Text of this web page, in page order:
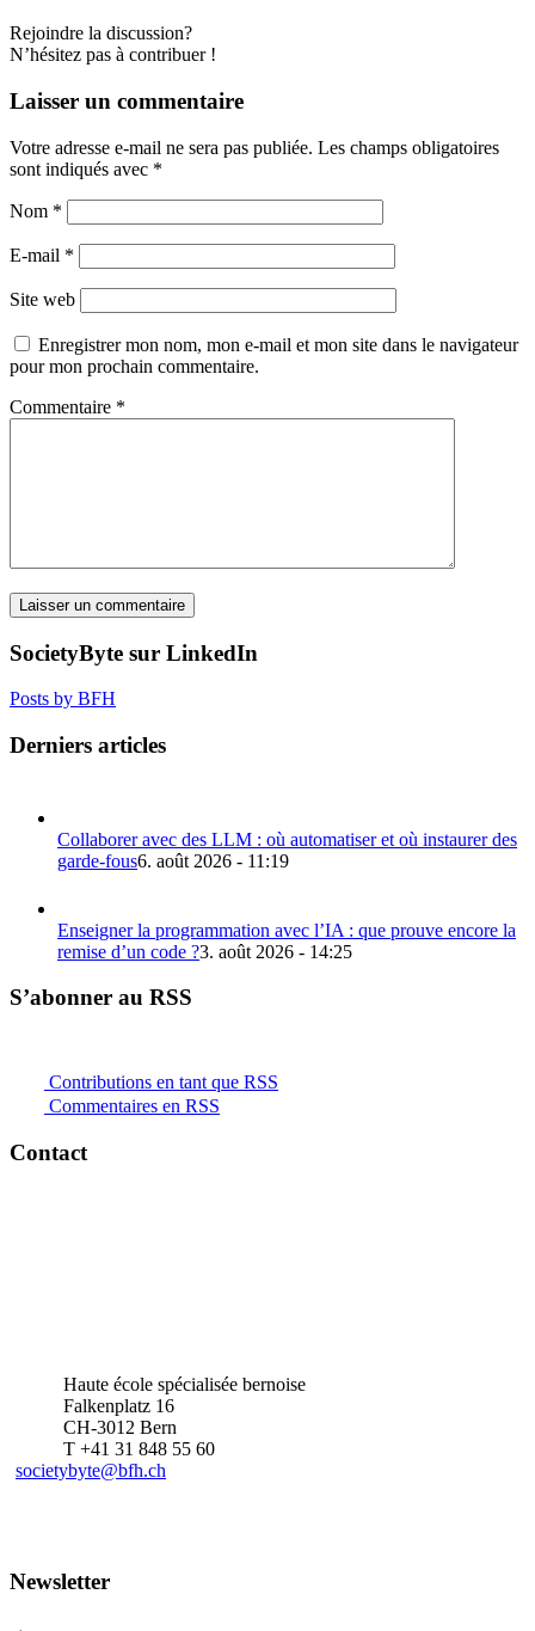
Rejoindre la discussion?
N’hésitez pas à contribuer !
Laisser un commentaire
Votre adresse e-mail ne sera pas publiée. Les champs obligatoires
sont indiqués avec *
Nom *
E-mail *
Site web
Enregistrer mon nom, mon e-mail et mon site dans le navigateur
pour mon prochain commentaire.
Commentaire *
SocietyByte sur LinkedIn
Posts by BFH
Derniers articles
Collaborer avec des LLM : où automatiser et où instaurer des
garde-fous6. août 2026 - 11:19
Enseigner la programmation avec l’IA : que prouve encore la
remise d’un code ?3. août 2026 - 14:25
S’abonner au RSS
Contributions en tant que RSS
Commentaires en RSS
Contact
Haute école spécialisée bernoise
Falkenplatz 16
CH-3012 Bern
T +41 31 848 55 60
societybyte@bfh.ch
Newsletter